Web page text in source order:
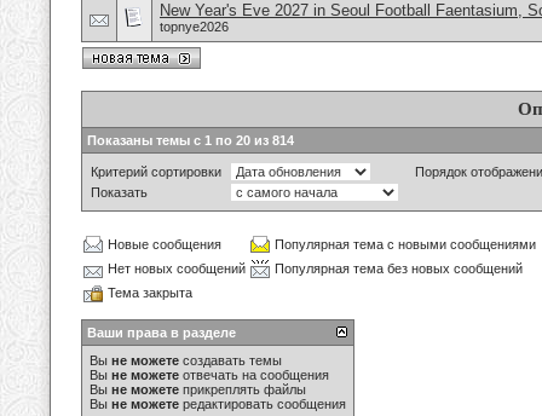
New Year's Eve 2027 in Seoul Football Faentasium,
topnye2026
Показаны темы с 1 по 20 из 814
Критерий сортировки
Порядок
Показать
Новые сообщения
Популярная тема с новыми сообщениями
Нет новых сообщений
Популярная тема без новых сообщений
Тема закрыта
Ваши права в разделе
Вы не можете создавать темы
Вы не можете отвечать на сообщения
Вы не можете прикреплять файлы
Вы не можете редактировать сообщения